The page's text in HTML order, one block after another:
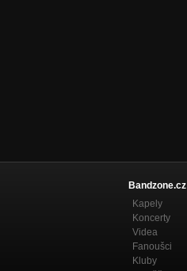
Bandzone.cz
Kapely
Koncerty
Videa
Fanoušci
Kluby